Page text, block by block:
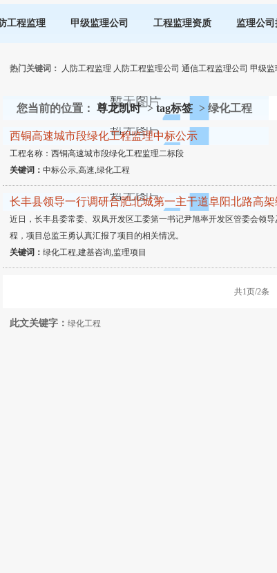
工程监理 甲级监理公司 工程监理资质 监理公司
热门关键词： 人防工程监理 人防工程监理公司 通信工程监理公司 甲级监
您当前的位置： 尊龙凯时 > tag标签 > 绿化工程
西铜高速城市段绿化工程监理中标公示
工程名称：西铜高速城市段绿化工程监理二标段
关键词： 中标公示,高速,绿化工程
长丰县领导一行调研合肥北城第一主干道阜阳北路高
近日，长丰县委常委、双凤开发区工委第一书记尹旭率开发区管委会领
程，项目总监王勇认真汇报了项目的相关情况。
关键词： 绿化工程,建基咨询,监理项目
共1页/2条
此文关键字： 绿化工程